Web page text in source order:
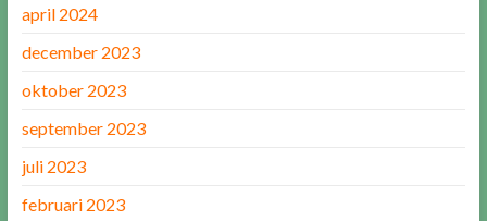
april 2024
december 2023
oktober 2023
september 2023
juli 2023
februari 2023